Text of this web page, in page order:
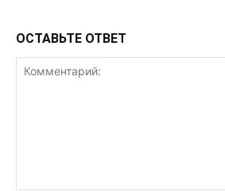
ОСТАВЬТЕ ОТВЕТ